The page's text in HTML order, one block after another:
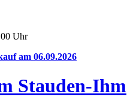
Uhr
am 06.09.2026
Stauden-Ihm